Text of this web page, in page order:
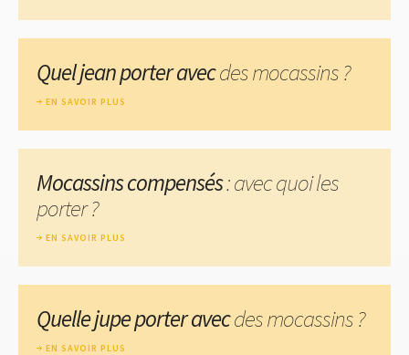
Quel jean porter avecdes mocassins ?
EN SAVOIR PLUS
Mocassins compensés: avec quoi les
porter ?
EN SAVOIR PLUS
Quelle jupe porter avecdes mocassins ?
EN SAVOIR PLUS